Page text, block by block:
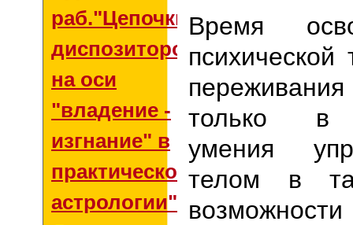
раб."Цепочки
диспозиторов
на оси
"владение -
изгнание" в
практической
астрологии"
Время
психической
только в
умения
телом в